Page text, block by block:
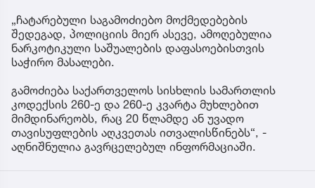
„ჩატარებული საგამოძიებო მოქმედებების
შედეგად, პოლიციის მიერ ასევე, ამოღებულია
ნარკოტიკული საშუალების დაფასოებისთვის
საჭირო მასალები.
გამოძიება საქართველოს სისხლის სამართლის
კოდექსის 260-ე და 260-ე კვარტა მუხლებით
მიმდინარეობს, რაც 20 წლამდე ან უვადო
თავისუფლების აღკვეთას ითვალისწინებს“, -
აღნიშნულია გავრცელებულ ინფორმაციაში.